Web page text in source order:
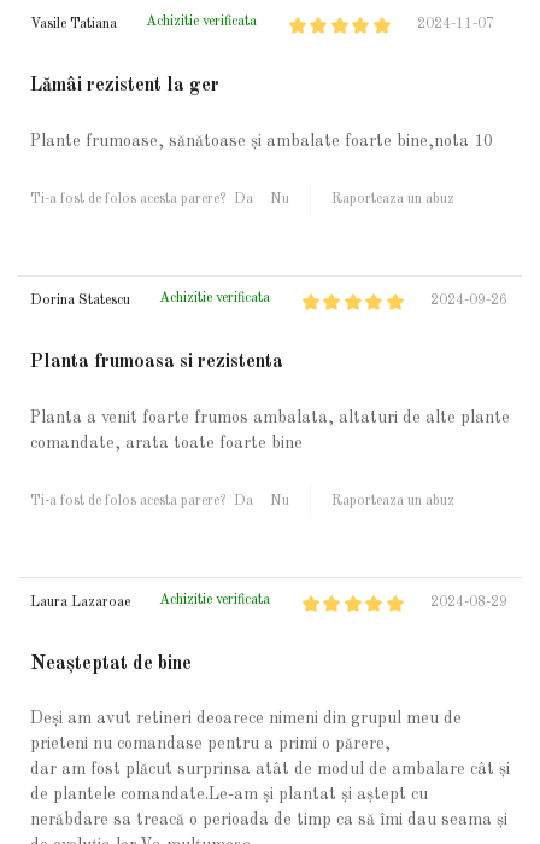
Vasile Tatiana Achizitie verificata 2024-11-07
Lămâi rezistent la ger
Plante frumoase, sănătoase și ambalate foarte bine,nota 10
Ti-a fost de folos acesta parere? Da Nu Raporteaza un abuz
Dorina Statescu Achizitie verificata 2024-09-26
Planta frumoasa si rezistenta
Planta a venit foarte frumos ambalata, altaturi de alte plante
comandate, arata toate foarte bine
Ti-a fost de folos acesta parere? Da Nu Raporteaza un abuz
Laura Lazaroae Achizitie verificata 2024-08-29
Neașteptat de bine
Deși am avut retineri deoarece nimeni din grupul meu de
prieteni nu comandase pentru a primi o părere,
dar am fost plăcut surprinsa atât de modul de ambalare cât și
de plantele comandate.Le-am și plantat și aștept cu
nerăbdare sa treacă o perioada de timp ca să îmi dau seama și